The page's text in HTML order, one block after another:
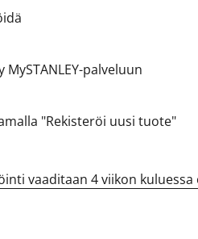
palveluun
"Rekisteröi uusi tuote"
vaaditaan 4 viikon kuluessa